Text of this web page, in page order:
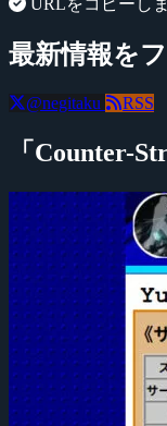
最新情報を
@negitaku RSS
「Counter-